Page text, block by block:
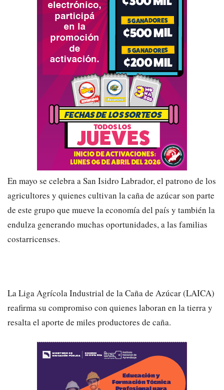
En mayo se celebra a San Isidro Labrador, el patrono de los
agricultores y quienes cultivan la caña de azúcar son parte
de este grupo que mueve la economía del país y también la
endulza generando muchas oportunidades, a las familias
costarricenses.
La Liga Agrícola Industrial de la Caña de Azúcar (LAICA)
reafirma su compromiso con quienes laboran en la tierra y
resalta el aporte de miles productores de caña.